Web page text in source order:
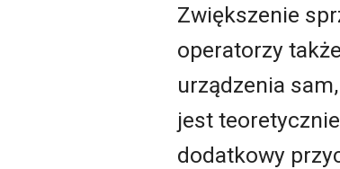
Zwiększenie
operatorzy
urządzenia
jest
dodatkowy